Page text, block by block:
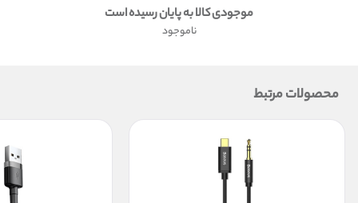
موجودی کالا به پایان رسیده است
ناموجود
محصولات مرتبط